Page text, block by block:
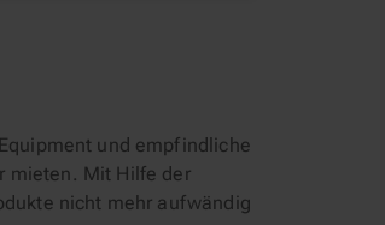
und empfindliche
mieten. Mit Hilfe der
nicht mehr aufwändig